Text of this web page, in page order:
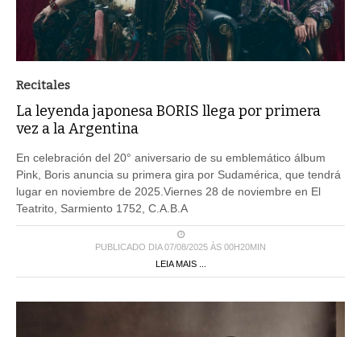
Recitales
La leyenda japonesa BORIS llega por primera
vez a la Argentina
En celebración del 20° aniversario de su emblemático álbum
Pink, Boris anuncia su primera gira por Sudamérica, que tendrá
lugar en noviembre de 2025.Viernes 28 de noviembre en El
Teatrito, Sarmiento 1752, C.A.B.A
PUBLICADO DIA 07/08/2025 ÀS 00H20MIN
LEIA MAIS ...